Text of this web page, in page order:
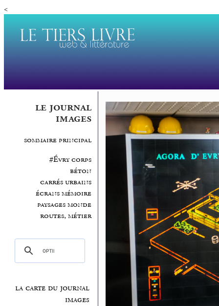
<
le journal
images
sommaire principal
#Évry corps
béton
carrés urbains
écrans mémoire
paysages monde
routes, métier
la carte du journal
images